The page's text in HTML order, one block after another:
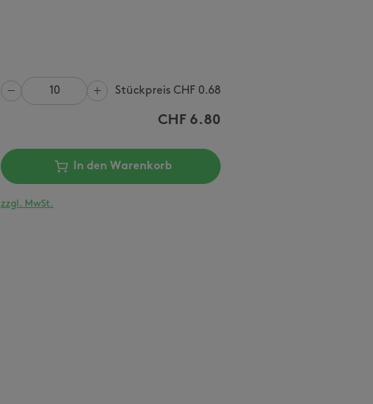
Anzahl Stückpreis CHF 0.68
CHF 6.80
In den Warenkorb
zzgl. MwSt.